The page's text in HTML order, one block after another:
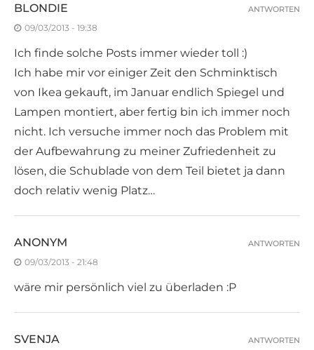
BLONDIE
09/03/2013 - 19:38
Ich finde solche Posts immer wieder toll :)
Ich habe mir vor einiger Zeit den Schminktisch
von Ikea gekauft, im Januar endlich Spiegel und
Lampen montiert, aber fertig bin ich immer noch
nicht. Ich versuche immer noch das Problem mit
der Aufbewahrung zu meiner Zufriedenheit zu
lösen, die Schublade von dem Teil bietet ja dann
doch relativ wenig Platz…
ANTWORTEN
ANONYM
09/03/2013 - 21:48
wäre mir persönlich viel zu überladen :P
ANTWORTEN
SVENJA ANTWORTEN